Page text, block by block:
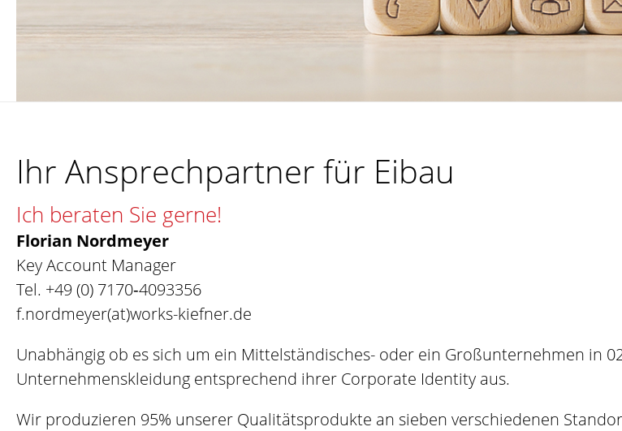
Ihr Ansprechpartner für Eibau
Ich beraten Sie gerne!
Florian Nordmeyer
Key Account Manager
Tel. +49 (0) 7170‐4093356
f.nordmeyer(at)works-kiefner.de
Unabhängig ob es sich um ein Mittelständisches- oder ein Großunternehmen in
Unternehmenskleidung entsprechend ihrer Corporate Identity aus.
Wir produzieren 95% unserer Qualitätsprodukte an sieben verschiedenen